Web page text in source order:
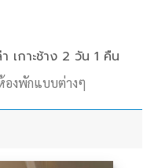
เกาะช้าง 2 วัน 1 คืน
องพักแบบต่างๆ